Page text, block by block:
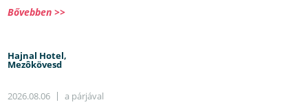
Bővebben >>
Hajnal Hotel,
Mezôkövesd
2026.08.06 a párjával